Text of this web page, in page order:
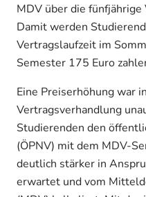
MDV über die
Damit werden
Vertragslaufzeit im
Semester 175 Euro
Eine Preiserhöhung war
Vertragsverhandlung
Studierenden den
(ÖPNV) mit dem MDV-
deutlich stärker in
erwartet und vom